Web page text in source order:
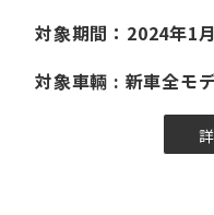
対象期間：2024年1
対象車輛 : 新車全モ